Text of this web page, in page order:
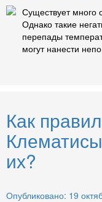
Существует много
Однако такие
перепады
могут нанести
Как
их?
Опубликовано: 19